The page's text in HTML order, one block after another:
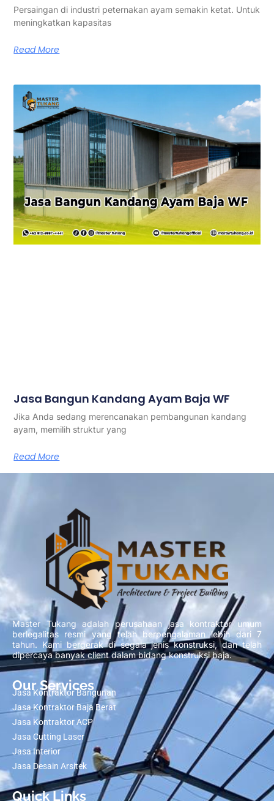
Persaingan di industri peternakan ayam semakin ketat. Untuk
meningkatkan kapasitas
Read More
Jasa Bangun Kandang Ayam Baja WF
Jika Anda sedang merencanakan pembangunan kandang
ayam, memilih struktur yang
Read More
Master Tukang adalah perusahaan jasa kontraktor umum
berlegalitas resmi yang telah berpengalaman lebih dari 7
tahun. Kami bergerak di segala jenis konstruksi, dan telah
dipercaya banyak client dalam bidang konstruksi baja.
Our Services
Jasa Kontraktor Bangunan
Jasa Kontraktor Baja Berat
Jasa Kontraktor ACP
Jasa Cutting Laser
Jasa Interior
Jasa Desain Arsitek
Quick Links